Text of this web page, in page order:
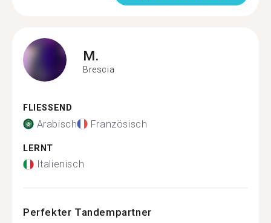
M.
Brescia
FLIESSEND
Arabisch Französisch
LERNT
Italienisch
Perfekter Tandempartner